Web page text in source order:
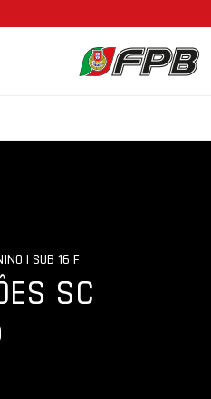
| SUB 16 F
SC